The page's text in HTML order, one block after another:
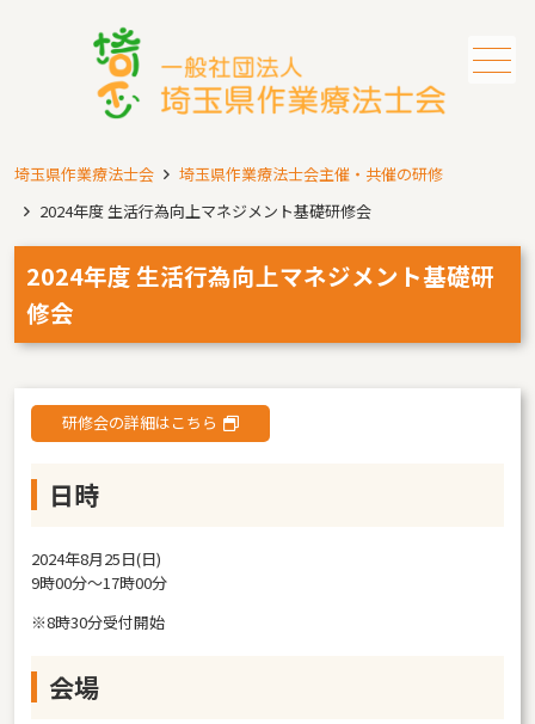
埼玉県作業療法士会
埼玉県作業療法士会主催・共催の研修
2024年度 生活行為向上マネジメント基礎研修会
2024年度 生活行為向上マネジメント基礎研
修会
研修会の詳細はこちら
日時
2024年8月25日(日)
9時00分～17時00分
※8時30分受付開始
会場